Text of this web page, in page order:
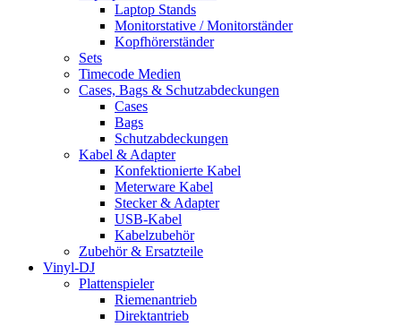
Laptop Stands
Monitorstative / Monitorständer
Kopfhörerständer
Sets
Timecode Medien
Cases, Bags & Schutzabdeckungen
Cases
Bags
Schutzabdeckungen
Kabel & Adapter
Konfektionierte Kabel
Meterware Kabel
Stecker & Adapter
USB-Kabel
Kabelzubehör
Zubehör & Ersatzteile
Vinyl-DJ
Plattenspieler
Riemenantrieb
Direktantrieb